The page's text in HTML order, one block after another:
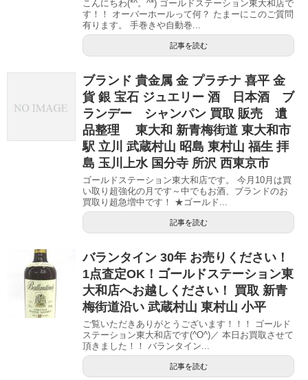
こんにちわ(*^。^*) ゴールドステーション東大和店で
す！！ オーバーホールって何？ たまーにこのご質問
有ります。 手巻きや自動巻...
記事を読む
ブランド 貴金属 金 プラチナ 喜平 金
貨 銀 宝石 ジュエリー 酒 日本酒 ブ
ランデー シャンパン 買取 販売 遺
品整理 東大和 新青梅街道 東大和市
駅 立川 武蔵村山 昭島 東村山 福生 拝
島 玉川上水 国分寺 所沢 西東京市
ゴールドステーション東大和店です。 今月10月は買
い取り超強化の月です～中でもお酒、ブランドのお
買取り超急増中です！ ★ゴールド...
記事を読む
バランタイン 30年 お売りください！
1点査定OK！ゴールドステーション東
大和店へお越しください！ 買取 新青
梅街道沿い 武蔵村山 東村山 小平
ご覧いただきありがとうございます！！！ ゴールド
ステーション東大和店です(^O^)／ 本日お買取させて
頂きました！！ バランタイン...
記事を読む